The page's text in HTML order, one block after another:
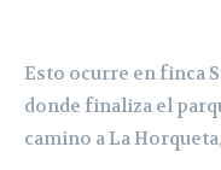
Esto ocurre en finca
donde finaliza el
camino a La